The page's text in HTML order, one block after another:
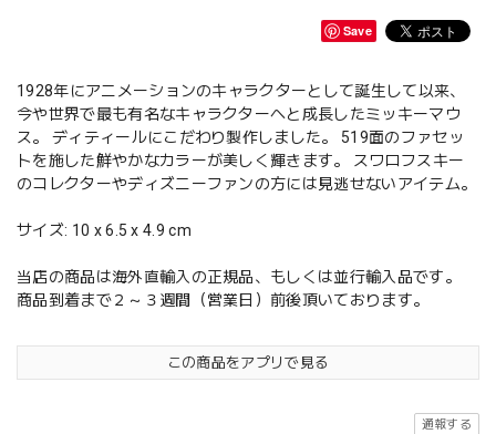
Save
1928年にアニメーションのキャラクターとして誕生して以来、
今や世界で最も有名なキャラクターへと成長したミッキーマウ
ス。 ディティールにこだわり製作しました。 519面のファセッ
トを施した鮮やかなカラーが美しく輝きます。 スワロフスキー
のコレクターやディズニーファンの方には見逃せないアイテム。
サイズ: 10 x 6.5 x 4.9 cm
当店の商品は海外直輸入の正規品、もしくは並行輸入品です。
商品到着まで２～３週間（営業日）前後頂いております。
この商品をアプリで見る
通報する